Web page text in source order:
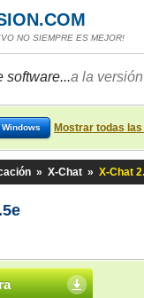
NO SIEMPRE ES MEJOR!
software...a la
Windows Mostrar todas
» X-Chat » X-Chat